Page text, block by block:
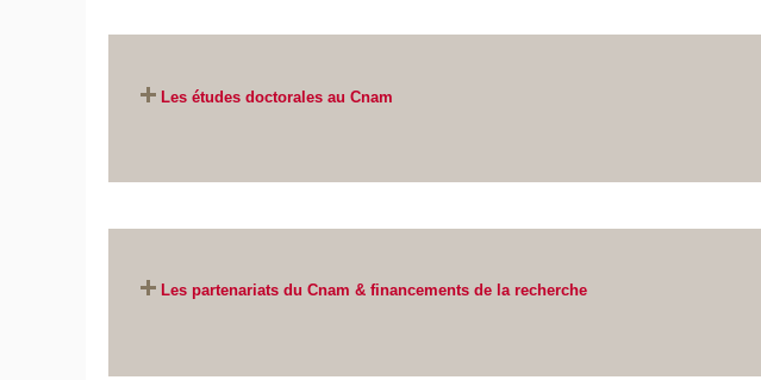
Les études doctorales au Cnam
Les partenariats du Cnam &financements de la recherche